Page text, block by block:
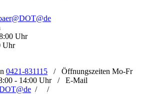
Uhr
Uhr
0421-831115 / Öffnungszeiten Mo-Fr
- 14:00 Uhr / E-Mail
/ /